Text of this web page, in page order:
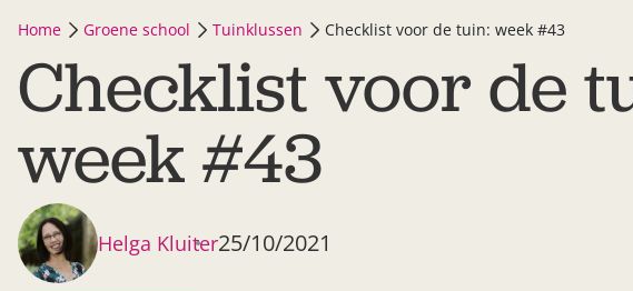
Home Groene school Tuinklussen Checklist voor de tuin: week #43
Checklist voor de
week #43
Helga Kluiter25/10/2021